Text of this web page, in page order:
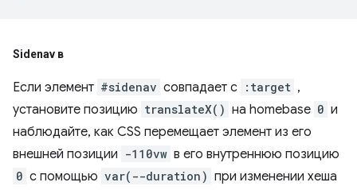
Sidenav в
Если элемент #sidenav совпадает с :target ,
установите позицию translateX() на homebase 0 и
наблюдайте, как CSS перемещает элемент из его
внешней позиции -110vw в его внутреннюю позицию
0 с помощью var(--duration) при изменении хеша